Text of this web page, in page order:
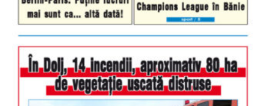
luni-vineri
9.00 - 17.00
duminică
9.00 - 12.00